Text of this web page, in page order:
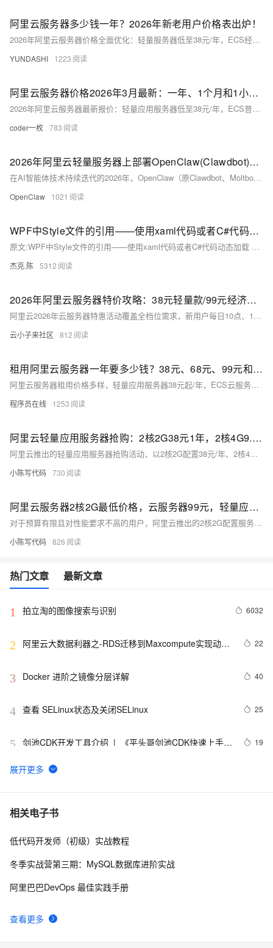
阿里云服务器多少钱一年？2026年新老用户价格表出炉！
2026年阿里云服务器价格全面优化：轻量服务器低至38元/年，ECS经济型e实例99元/年，“99计划”新老同价；GPU服务器享7.6折及算力补贴。涵盖入门、企业级与AI场景，附秒杀指南、选型建议与优惠叠加策略。
YUNDASHI 1223
阿里云服务器价格2026年3月最新：一年、1个月和1小时收费标准，不花冤枉钱~
2026年阿里云服务器最新报价：轻量应用服务器低至38元/年，ECS普惠套餐99元/年起，GPU实例按量或包年可选。涵盖包年包月、按量付费三大计费模式，详解续费同价、多年付3.9折、升级差额补价等核心规则，助您精准控本、避坑省钱。（239字）
coder一枚 783
2026年阿里云轻量服务器上部署OpenClaw(Clawdbot)及接入skills极简教程
在AI智能体技术持续迭代的2026年，OpenClaw（原Clawdbot、Moltbot）凭借“开源可控、轻量化部署、全场景技能扩展”的核心优势，成为个人办公与轻量团队提升效率的首选工具。它打破了传统AI“只会对话不会执行”的局限，通过标准化的Skills（技能）生态，让AI具备网页浏览、文件处理、邮件管理、代码开发等具象化操作能力，真正实现“自然语言指令驱动，全流程自动化执行”。
OpenClaw 1021
WPF中Style文件的引用——使用xaml代码或者C#代码动态加载
原文:WPF中Style文件的引用——使用xaml代码或者C#代码动态加载 WPF中控件拥有很多依赖属性（Dependency Property），我们可以通过编写自定义Style文件来控制控件的外观和行为，如同CSS代码一般。
杰克.陈 5312
2026年阿里云服务器特价攻略：38元轻量款/99元经济型/199元企业款解析
阿里云2026年云服务器特惠活动覆盖全档位需求，新用户每日10点、15点可抢2核2G轻量应用服务器，仅38元/年；新老用户同享2核2G 3M带宽经济型e实例99元/年，支持续费同价至2027年；企业认证用户可购2核4G 5M带宽u1实例199元/年，覆盖海内外节点。此外，e系列高配置享3.9折、u2i实例年付低至3折、第九代c9i/g9i/r9i实例6.4折，适配个人学习、中小业务部署、AI推理等不同场景，是不同规模用户低成本上云的优质选择。
云小子来社区 812
租用阿里云服务器一年要多少钱？38元、68元、99元和199元多个配置选择
阿里云服务器租用价格多样，轻量应用服务器38元起/年，ECS云服务器99元起/年，2核2G至8核32G多种配置可选，香港节点25元/月起，GPU服务器按需计费，活动优惠力度大，新老用户同享，详情可查官方活动页。
程序员在线 1253
阿里云轻量应用服务器抢购：2核2G38元1年，2核4G9.9元1个月、199元1年，标配200M峰值带宽
阿里云推出的轻量应用服务器抢购活动，以2核2G配置38元/年、2核4G配置9.9元/月或199元/年的价格，为个人开发者、初创团队及中小企业提供了高性价比的云服务选择。活动每天10:00和15:00开抢，面向新用户且限购1台。服务器预装了热门应用镜像，支持快速部署，适用于个人网站、博客、小型应用等多种场景。未抢购成功的用户，也可考虑阿里云的其他特价云服务器或灵活的付费方案。
小陈写代码 730
阿里云服务器2核2G最低价格，云服务器99元，轻量应用服务器38元，区别与选择指南
对于预算有限且对性能要求不高的用户，阿里云推出的2核2G配置服务器成为首选，其中轻量应用服务器以38元/年（新用户抢购价）和云服务器ECS经济型e实例以99元/年（新老用户同享）的两款特价方案，分别满足“极致入门”与“稳定普惠”的需求。前者以200M峰值带宽、预置镜像和快速部署见长，适合个人博客、开发测试及AI应用体验；后者以3M固定带宽、长效同价续费及完整ECS功能为优势，更适合企业官网、轻量数据库等长期稳定场景。
小陈写代码 826
热门文章 最新文章
1 拍立淘的图像搜索与识别 6032
2
阿里云大数据利器之-RDS迁移到Maxcompute实现动态
22
3 Docker 进阶之镜像分层详解 40
4 查看 SELinux状态及关闭SELinux 25
5 剑池CDK开发工具介绍  |  《平头哥剑池CDK快速上手指
19
6 WebAssembly 在 MOSN 中的实践 - 基础框架篇
7 userdel使用说明
8 自己看系统的“系统还原”
相关电子书
查看更多
低代码开发师（初级）实战教程
冬季实战营第三期：MySQL数据库进阶实战
阿里巴巴DevOps 最佳实践手册